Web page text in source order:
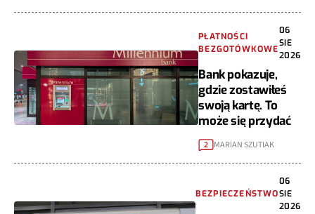
PŁATNOŚCI
BEZGOTÓWKOWE
06
SIE
2026
Bank pokazuje,
gdzie zostawiłeś
swoją kartę. To
może się przydać
2 MARIAN SZUTIAK
BEZPIECZEŃSTWO
06
SIE
2026